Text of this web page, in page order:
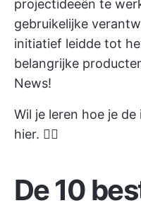
projectideeën te
gebruikelijke
initiatief leidde tot
belangrijke
News!
Wil je leren hoe je
hier. 👇🏼
De 10